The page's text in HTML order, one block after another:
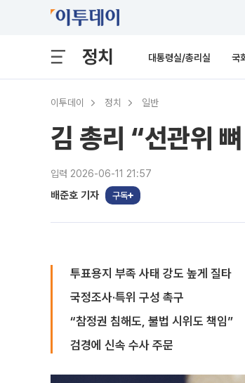
정치 대통령실/총리실 국
이투데이 정치 일반
김 총리 “선관위
입력 2026-06-11 21:57
배준호 기자 구독
투표용지 부족 사태 강도 높게 질타
국정조사·특위 구성 촉구
“참정권 침해도, 불법 시위도 책임”
검경에 신속 수사 주문